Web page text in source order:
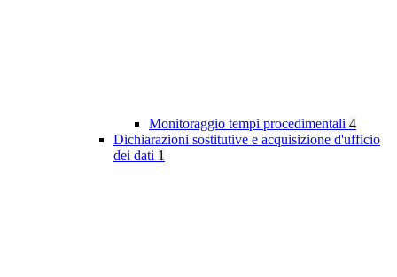
Monitoraggio tempi procedimentali 4
Dichiarazioni sostitutive e acquisizione d'ufficio
dei dati 1